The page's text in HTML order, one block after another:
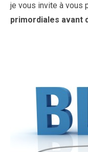
je vous invite à vous
primordiales avant